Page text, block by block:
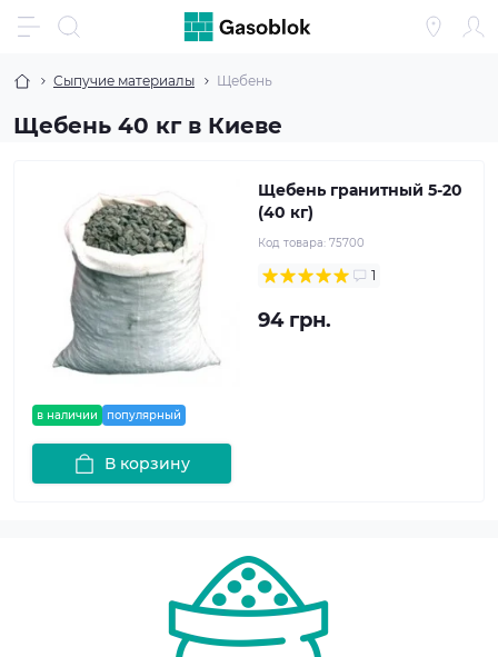
Сыпучие материалы Щебень
Щебень 40 кг в Киеве
в наличии популярный
Щебень гранитный 5-20
(40 кг)
Код товара: 75700
1
94 грн.
В корзину